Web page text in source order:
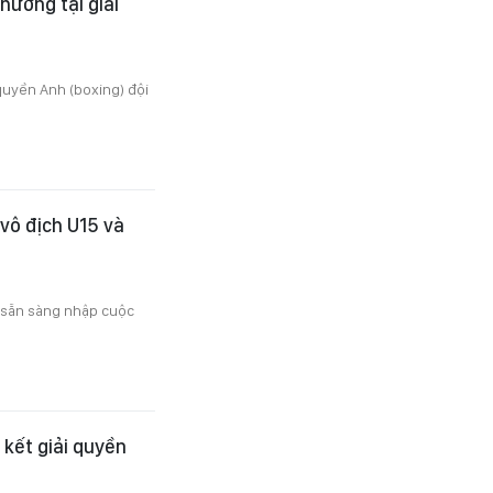
Anh (boxing) đội
địch U15 và
sàng nhập cuộc
giải quyền